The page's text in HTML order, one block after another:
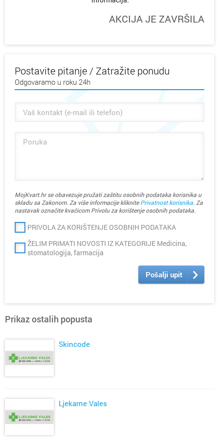
AKCIJA JE ZAVRŠILA
Postavite pitanje / Zatražite ponudu
Odgovaramo u roku 24h
MojKvart.hr se obavezuje pružati zaštitu osobnih podataka korisnika u
skladu sa Zakonom. Za više informacije kliknitePrivatnost korisnika. Za
nastavak označite kvačicom Privolu za korištenje osobnih podataka.
PRIVOLA ZA KORIŠTENJE OSOBNIH PODATAKA
ŽELIM PRIMATI NOVOSTI IZ KATEGORIJE Medicina,
stomatologija, farmacija
Pošalji upit
Prikaz ostalih popusta
Skincode
Ljekarne Vales